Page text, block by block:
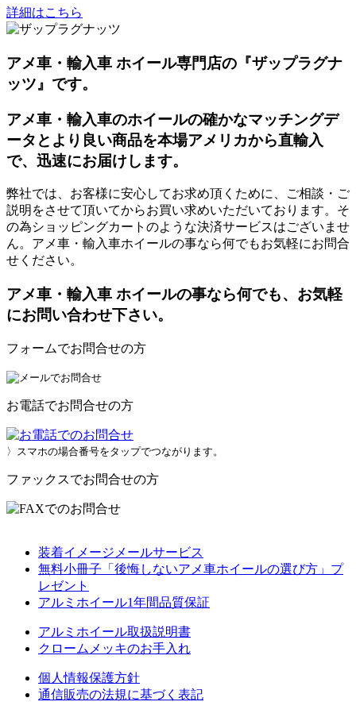
詳細はこちら
アメ車・輸入車 ホイール専門店の『ザップラグナ
ッツ』です。
アメ車・輸入車のホイールの確かなマッチングデ
ータとより良い商品を本場アメリカから直輸入
で、迅速にお届けします。
弊社では、お客様に安心してお求め頂くために、ご相談・ご
説明をさせて頂いてからお買い求めいただいております。そ
の為ショッピングカートのような決済サービスはございませ
ん。アメ車・輸入車ホイールの事なら何でもお気軽にお問合
せください。
アメ車・輸入車 ホイールの事なら何でも、お気軽
にお問い合わせ下さい。
フォームでお問合せの方
お電話でお問合せの方
〉スマホの場合番号をタップでつながります。
ファックスでお問合せの方
装着イメージメールサービス
無料小冊子「後悔しないアメ車ホイールの選び方」プ
レゼント
アルミホイール1年間品質保証
アルミホイール取扱説明書
クロームメッキのお手入れ
個人情報保護方針
通信販売の法規に基づく表記